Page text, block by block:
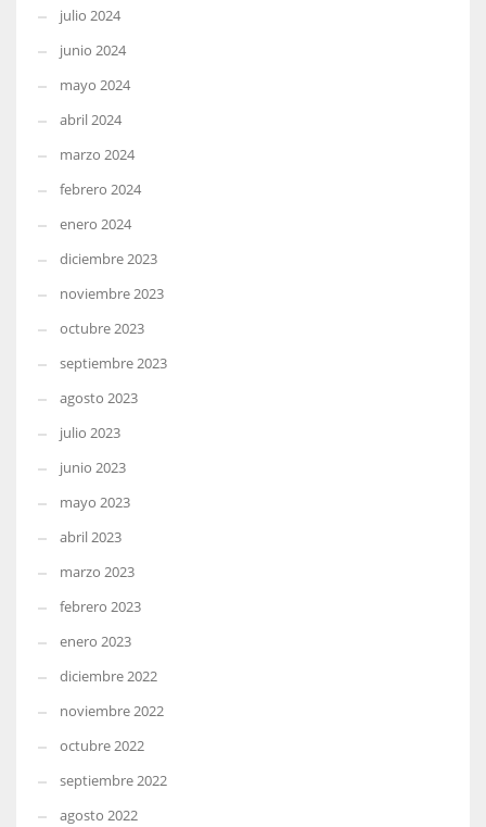
julio 2024
junio 2024
mayo 2024
abril 2024
marzo 2024
febrero 2024
enero 2024
diciembre 2023
noviembre 2023
octubre 2023
septiembre 2023
agosto 2023
julio 2023
junio 2023
mayo 2023
abril 2023
marzo 2023
febrero 2023
enero 2023
diciembre 2022
noviembre 2022
octubre 2022
septiembre 2022
agosto 2022